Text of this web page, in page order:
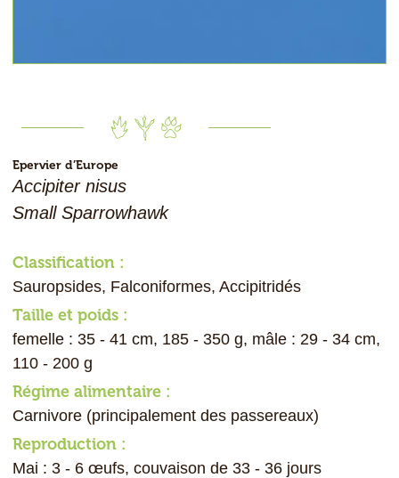
Epervier d’Europe
Accipiter nisus
Small Sparrowhawk
Classification :
Sauropsides, Falconiformes, Accipitridés
Taille et poids :
femelle : 35 - 41 cm, 185 - 350 g, mâle : 29 - 34 cm,
110 - 200 g
Régime alimentaire :
Carnivore (principalement des passereaux)
Reproduction :
Mai : 3 - 6 œufs, couvaison de 33 - 36 jours